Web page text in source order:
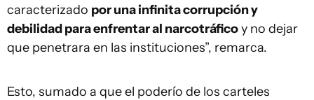
caracterizado por una infinita corrupción y
debilidad para enfrentar al narcotráficoy no dejar
que penetrara en las instituciones”, remarca.
Esto, sumado a que el poderío de los carteles